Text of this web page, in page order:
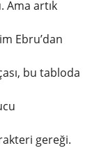
Ama artık
Ebru’dan
bu tabloda
gereği.